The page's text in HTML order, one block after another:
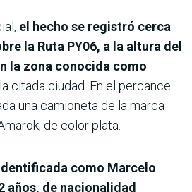
el hecho se registró cerca
la Ruta PY06, a la altura del
la zona conocida como
citada ciudad. En el percance
una camioneta de la marca
de color plata.
como Marcelo
años, de nacionalidad